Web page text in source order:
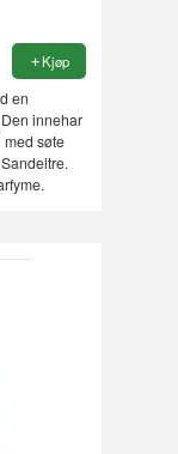
Kjøp
en
innehar
søte